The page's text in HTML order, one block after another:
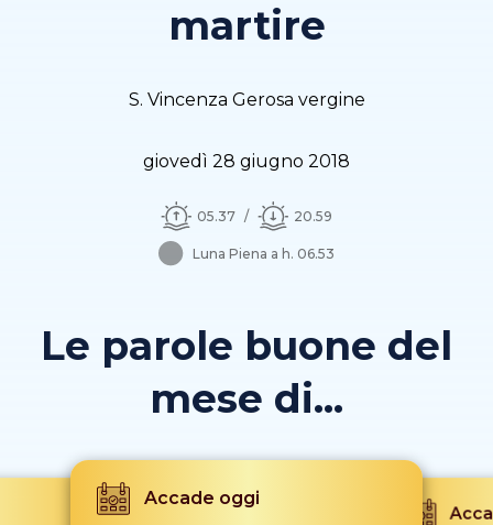
martire
S. Vincenza Gerosa vergine
giovedì 28 giugno 2018
05.37 20.59
Luna Piena a h. 06.53
Le parole buone del
mese di...
Accade oggi